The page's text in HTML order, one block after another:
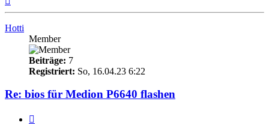
Hotti
Member
Beiträge: 7
Registriert: So, 16.04.23 6:22
Re: bios für Medion P6640 flashen